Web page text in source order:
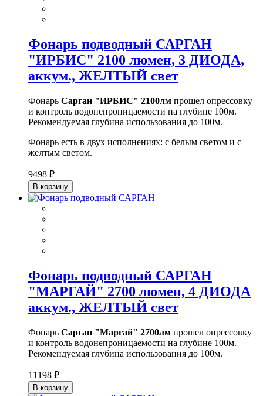
Фонарь подводный САРГАН
"ИРБИС" 2100 люмен, 3 ДИОДА,
аккум., ЖЕЛТЫЙ свет
Фонарь Сарган "ИРБИС" 2100лм прошел опрессовку
и контроль водонепроницаемости на глубине 100м.
Рекомендуемая глубина использования до 100м.
Фонарь есть в двух исполнениях: с белым светом и с
желтым светом.
9498 ₽
В корзину
Фонарь подводный САРГАН
"МАРГАЙ" 2700 люмен, 4 ДИОДА
аккум., ЖЕЛТЫЙ свет
Фонарь Сарган "Маргай" 2700лм прошел опрессовку
и контроль водонепроницаемости на глубине 100м.
Рекомендуемая глубина использования до 100м.
11198 ₽
В корзину